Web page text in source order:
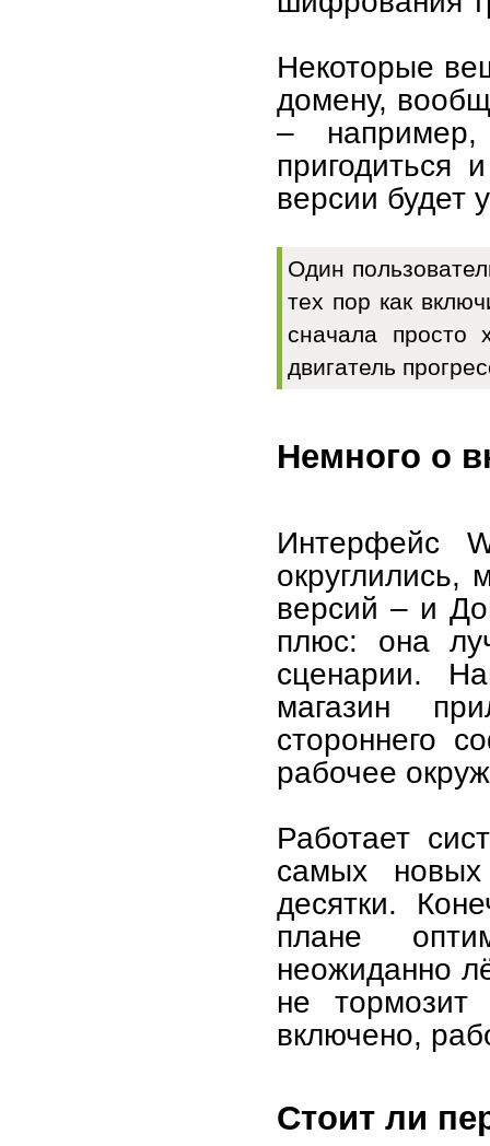
Некоторые
домену,
–
пригодиться
версии будет
Один
тех пор как
сначала просто
двигатель
Немного о
Интерфейс
округлились,
версий – и
плюс: она
сценарии.
магазин
стороннего
рабочее
Работает
самых новых
десятки.
плане
неожиданно
не
включено,
Стоит ли